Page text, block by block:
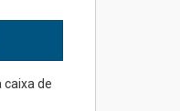
caixa de